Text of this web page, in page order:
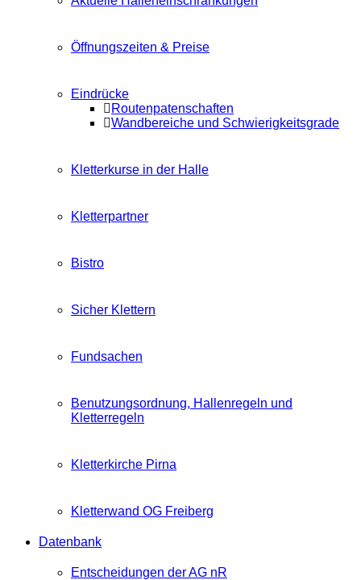
Öffnungszeiten & Preise
Eindrücke
Routenpatenschaften
Wandbereiche und Schwierigkeitsgrade
Kletterkurse in der Halle
Kletterpartner
Bistro
Sicher Klettern
Fundsachen
Benutzungsordnung, Hallenregeln und
Kletterregeln
Kletterkirche Pirna
Kletterwand OG Freiberg
Datenbank
Entscheidungen der AG nR